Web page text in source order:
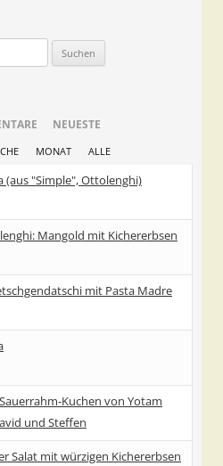
NEUESTE
MONAT ALLE
(aus "Simple", Ottolenghi)
Mangold mit Kichererbsen
mit Pasta Madre
Kuchen von Yotam
und Steffen
Salat mit würzigen Kichererbsen